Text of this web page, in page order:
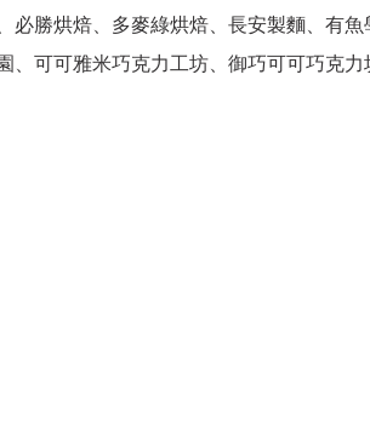
必勝烘焙、多麥綠烘焙、長安製麵、有魚
可可雅米巧克力工坊、御巧可可巧克力